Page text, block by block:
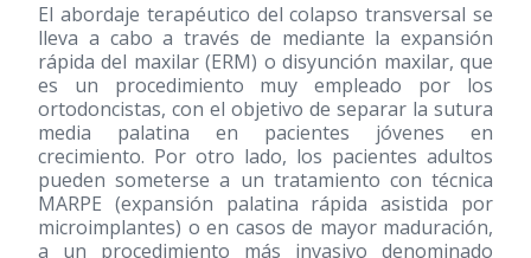
El abordaje terapéutico del colapso transversal se
lleva a cabo a través de mediante la expansión
rápida del maxilar (ERM) o disyunción maxilar, que
es un procedimiento muy empleado por los
ortodoncistas, con el objetivo de separar la sutura
media palatina en pacientes jóvenes en
crecimiento. Por otro lado, los pacientes adultos
pueden someterse a un tratamiento con técnica
MARPE (expansión palatina rápida asistida por
microimplantes) o en casos de mayor maduración,
a un procedimiento más invasivo denominado